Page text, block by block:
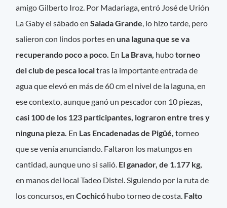
amigo Gilberto Iroz. Por Madariaga, entró José de Urión
La Gaby el sábado enSalada Grande, lo hizo tarde, pero
salieron con lindos portes en una laguna que se va
recuperando poco a poco. En La Brava, hubotorneo
del club de pesca localtras la importante entrada de
agua que elevó en más de 60 cm el nivel de la laguna, en
ese contexto, aunque ganó un pescador con 10 piezas,
casi 100 de los 123 participantes, lograron entre tres y
ninguna pieza. En Las Encadenadas de Pigüé, torneo
que se venía anunciando. Faltaron los matungos en
cantidad, aunque uno si salió. El ganador, de 1.177 kg,
en manos del local Tadeo Distel. Siguiendo por la ruta de
los concursos, en Cochicó hubo torneo de costa. Falto